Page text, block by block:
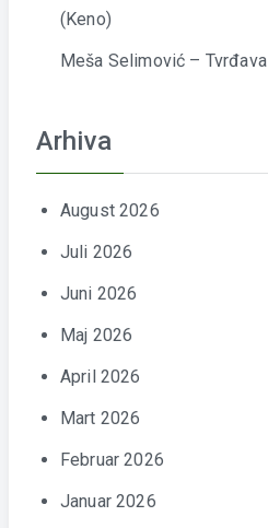
(Keno)
Meša Selimović – Tvrđava
Arhiva
August 2026
Juli 2026
Juni 2026
Maj 2026
April 2026
Mart 2026
Februar 2026
Januar 2026